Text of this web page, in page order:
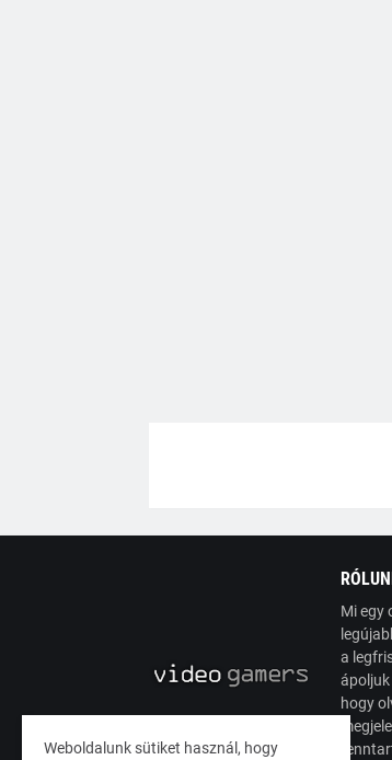
Mi egy
a
hogy
Weboldalunk sütiket használ, hogy